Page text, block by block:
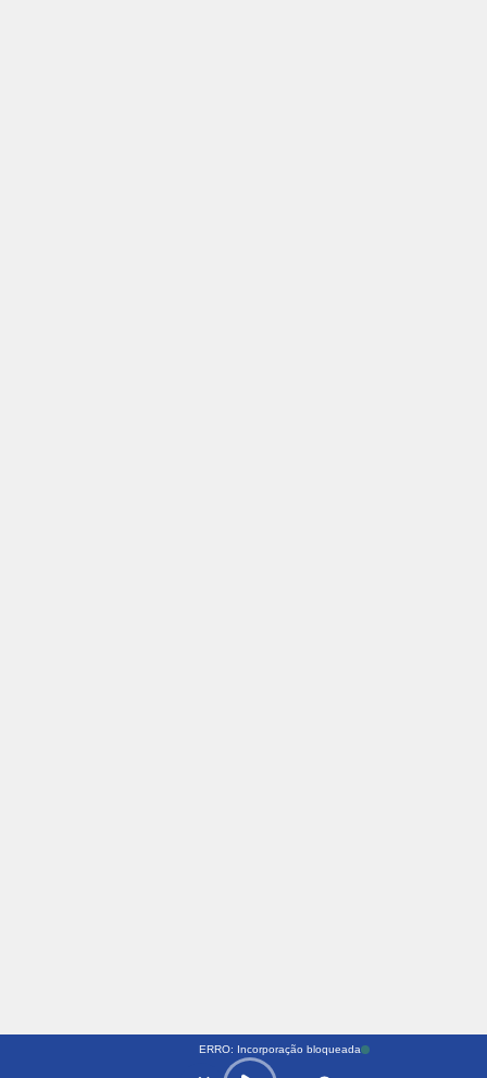
ERRO: Incorporação bloqueada